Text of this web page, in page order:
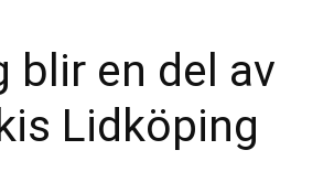
blir en del av
Lidköping